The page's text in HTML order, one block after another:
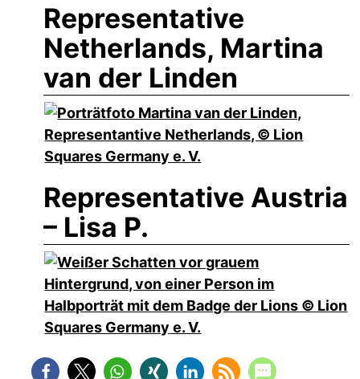
Representative
Netherlands, Martina
van der Linden
Representative Austria
– Lisa P.